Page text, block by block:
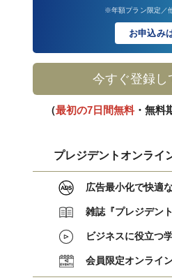
※年額プラン限定／
お申込み
今すぐ登録し
（最初の7日間無料・無料
プレジデントオンライ
広告最小化で快適
雑誌『プレジデン
ビジネスに役立つ
会員限定オンライ